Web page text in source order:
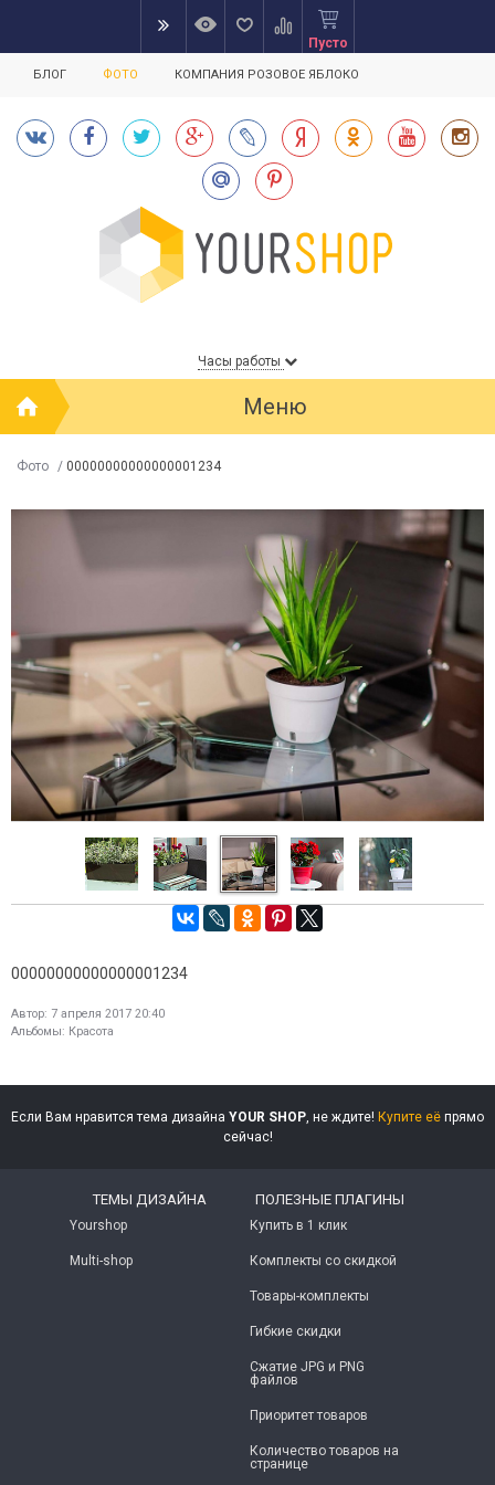
Пусто
БЛОГ ФОТО КОМПАНИЯ РОЗОВОЕ ЯБЛОКО
Часы работы
Меню
Фото / 00000000000000001234
00000000000000001234
Автор: 7 апреля 2017 20:40
Альбомы: Красота
Если Вам нравится тема дизайна YOUR SHOP, не ждите! Купите её прямо
сейчас!
ТЕМЫ ДИЗАЙНА
Yourshop
Multi-shop
ПОЛЕЗНЫЕ ПЛАГИНЫ
Купить в 1 клик
Комплекты со скидкой
Товары-комплекты
Гибкие скидки
Сжатие JPG и PNG
файлов
Приоритет товаров
Количество товаров на
странице